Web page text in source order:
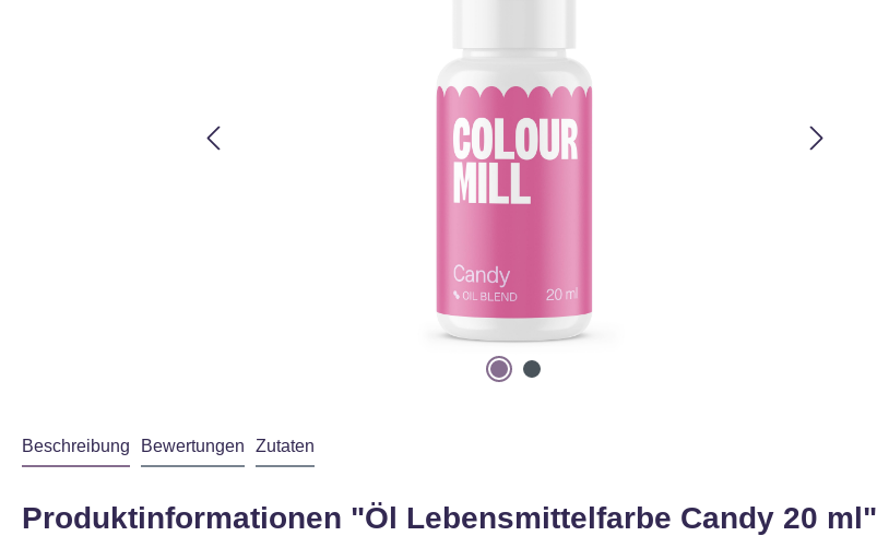
Beschreibung Bewertungen Zutaten
Produktinformationen "Öl Lebensmittelfarbe Candy 20 ml"